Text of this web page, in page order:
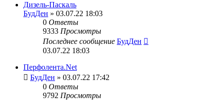
Дизель-Паскаль
БудДен » 03.07.22 18:03
0 Ответы
9333 Просмотры
Последнее сообщение БудДен
03.07.22 18:03
Перфолента.Net
БудДен » 03.07.22 17:42
0 Ответы
9792 Просмотры